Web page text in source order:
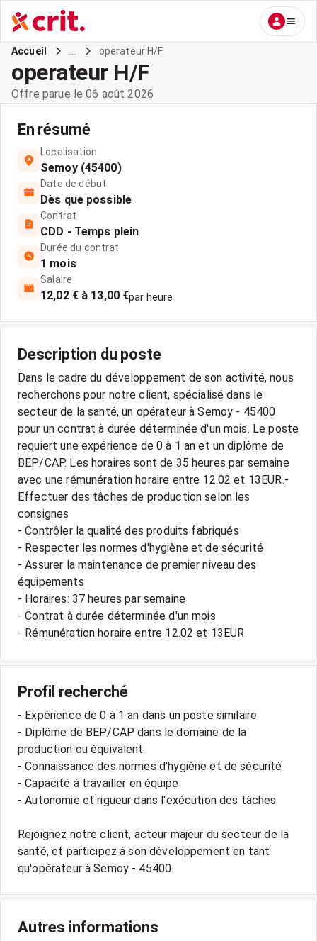
Accueil operateur H/F
operateur H/F
Offre parue le 06 août 2026
En résumé
Localisation
Semoy (45400)
Date de début
Dès que possible
Contrat
CDD - Temps plein
Durée du contrat
1 mois
Salaire
12,02 € à 13,00 €par heure
Description du poste
Dans le cadre du développement de son activité, nous
recherchons pour notre client, spécialisé dans le
secteur de la santé, un opérateur à Semoy - 45400
pour un contrat à durée déterminée d'un mois. Le poste
requiert une expérience de 0 à 1 an et un diplôme de
BEP/CAP. Les horaires sont de 35 heures par semaine
avec une rémunération horaire entre 12.02 et 13EUR.-
Effectuer des tâches de production selon les
consignes
- Contrôler la qualité des produits fabriqués
- Respecter les normes d'hygiène et de sécurité
- Assurer la maintenance de premier niveau des
équipements
- Horaires: 37 heures par semaine
- Contrat à durée déterminée d'un mois
Profil recherché
- Expérience de 0 à 1 an dans un poste similaire
- Diplôme de BEP/CAP dans le domaine de la
production ou équivalent
- Connaissance des normes d'hygiène et de sécurité
- Capacité à travailler en équipe
- Autonomie et rigueur dans l'exécution des tâches
Rejoignez notre client, acteur majeur du secteur de la
santé, et participez à son développement en tant
Autres informations